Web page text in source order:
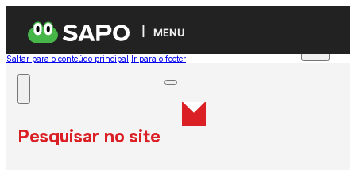
MENU
Saltar para o conteúdo principal Ir para o footer
Pesquisar no site